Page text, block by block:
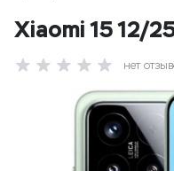
Xiaomi 15 12/
нет